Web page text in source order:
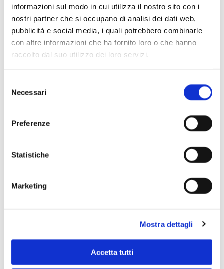
informazioni sul modo in cui utilizza il nostro sito con i
nostri partner che si occupano di analisi dei dati web,
pubblicità e social media, i quali potrebbero combinarle
con altre informazioni che ha fornito loro o che hanno
raccolto dal suo utilizzo dei loro servizi.
delNecessari
Preferenze
Statistiche
Marketing
Mostra dettagli
Accetta tutti
Scopri di più